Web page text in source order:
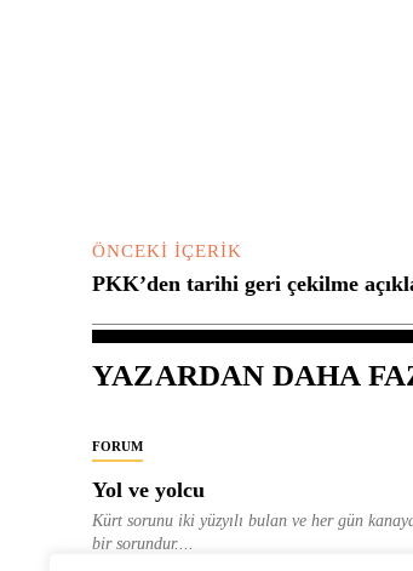
ÖNCEKI İÇERIK
PKK’den tarihi geri çekilme
YAZARDAN DAHA
FORUM
Yol ve yolcu
Kürt sorunu iki yüzyılı bulan ve her gün
bir sorundur....